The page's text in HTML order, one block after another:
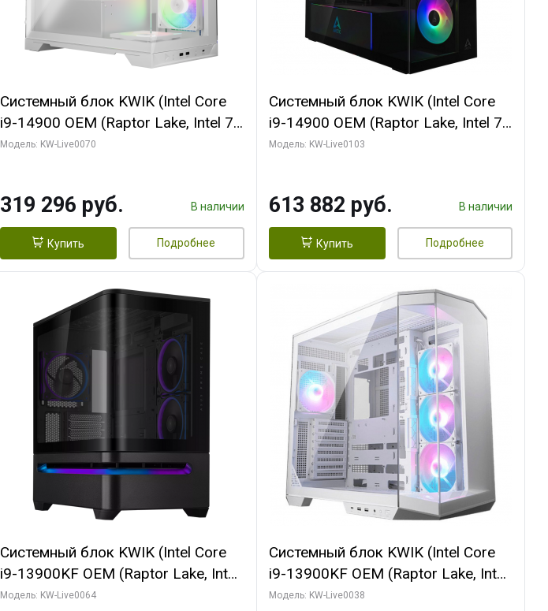
Системный блок KWIK (Intel Core
i9-14900 OEM (Raptor Lake, Intel 7,
C24 16EC/8PC// 64 ГБ ОЗУ (2
GDDR7 256bit/ 960 ГБ SSD)
Модель: KW-Live0070
319 296 руб. В наличии
Купить Подробнее
Системный блок KWIK (Intel Core
i9-14900 OEM (Raptor Lake, Intel 7,
C24 16EC/8PC// 64 ГБ ОЗУ (2
Turbo/ 960 ГБ SSD)
Модель: KW-Live0103
613 882 руб. В наличии
Купить Подробнее
Системный блок KWIK (Intel Core
i9-13900KF OEM (Raptor Lake, Intel
7, C24 16EC/8P/ 64 ГБ ОЗУ (2
Модель: KW-Live0064
Системный блок KWIK (Intel Core
i9-13900KF OEM (Raptor Lake, Intel
7, C24 16EC/8P/ 32 ГБ ОЗУ (2
Модель: KW-Live0038